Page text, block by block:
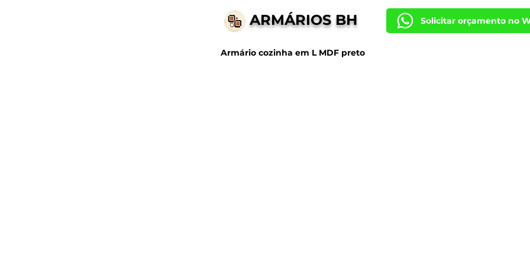
ARMÁRIOS BH Solicitar orçamento no
Armário cozinha em L MDF preto